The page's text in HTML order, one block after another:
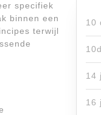
specifiek
binnen een
terwijl
10
14
16